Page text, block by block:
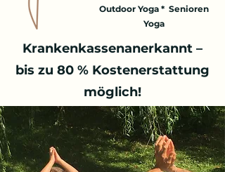
Outdoor Yoga * Senioren
Yoga
Krankenkassenanerkannt –
bis zu 80 % Kostenerstattung
möglich!